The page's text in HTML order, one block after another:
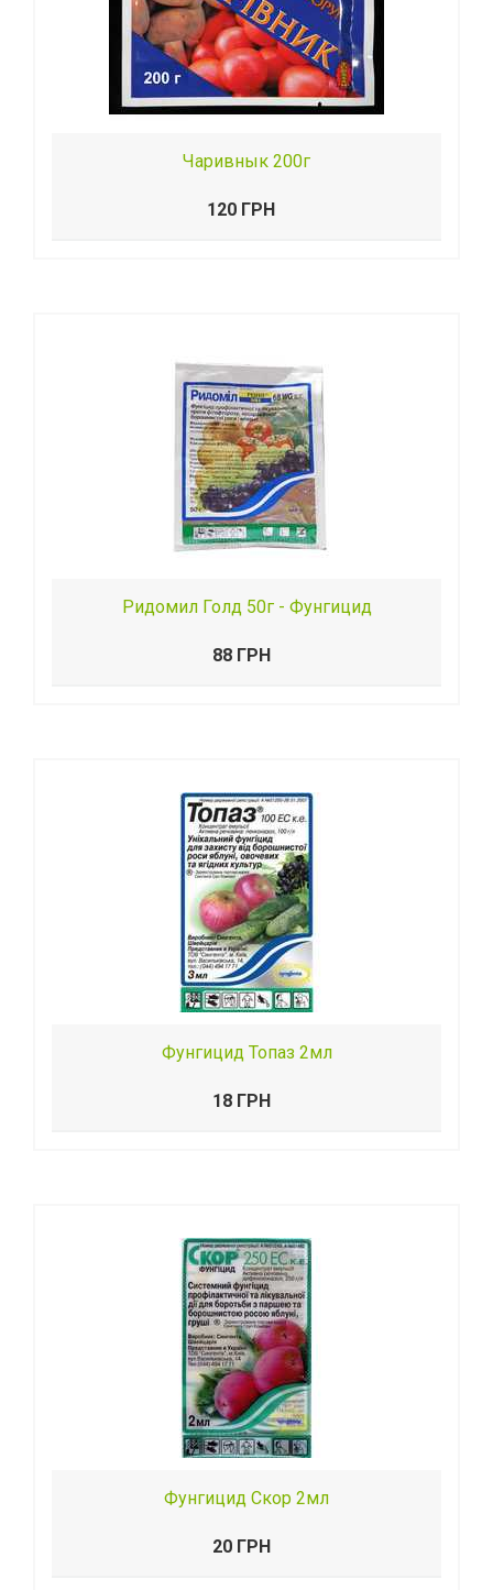
Чаривнык 200г
120 ГРН
Ридомил Голд 50г - Фунгицид
88 ГРН
Фунгицид Топаз 2мл
18 ГРН
Фунгицид Скор 2мл
20 ГРН